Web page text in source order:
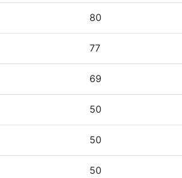
80
77
69
50
50
50